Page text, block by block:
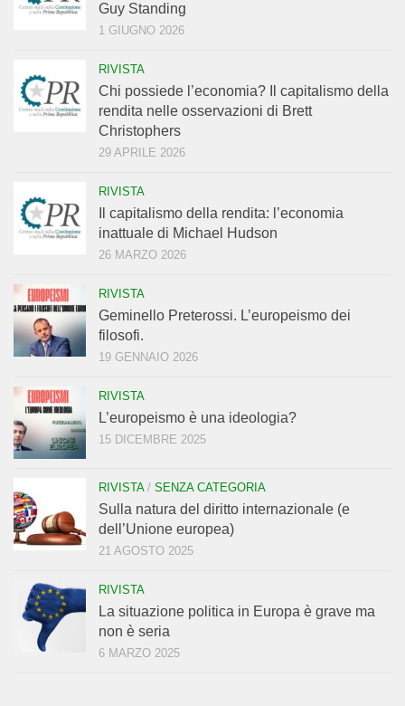
Guy Standing
1 GIUGNO 2026
RIVISTA
Chi possiede l’economia? Il capitalismo della
rendita nelle osservazioni di Brett
Christophers
29 APRILE 2026
RIVISTA
Il capitalismo della rendita: l’economia
inattuale di Michael Hudson
26 MARZO 2026
RIVISTA
Geminello Preterossi. L’europeismo dei
filosofi.
19 GENNAIO 2026
RIVISTA
L’europeismo è una ideologia?
15 DICEMBRE 2025
RIVISTA/ SENZA CATEGORIA
Sulla natura del diritto internazionale (e
dell’Unione europea)
21 AGOSTO 2025
RIVISTA
La situazione politica in Europa è grave ma
non è seria
6 MARZO 2025